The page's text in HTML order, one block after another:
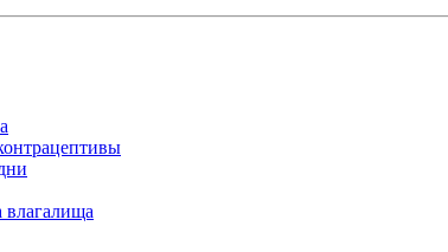
влагалища